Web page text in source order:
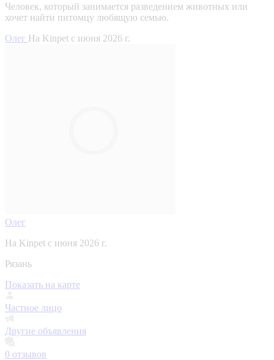
Человек, который занимается разведением животных или
хочет найти питомцу любящую семью.
Олег На Kinpet c июня 2026 г.
Олег
На Kinpet c июня 2026 г.
Рязань
Показать на карте
Частное лицо
Другие объявления
0 отзывов